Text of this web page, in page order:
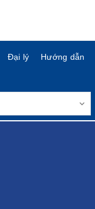
Đại lý
Hướng dẫn